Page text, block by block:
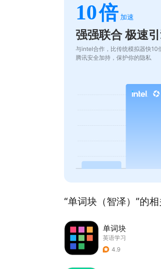
10倍 加速
强强联合 极速
与intel合作，比传统模拟器快10
腾讯安全加持，保护你的隐私
“单词块（智泽）”的
单词块
英语学习
4.9